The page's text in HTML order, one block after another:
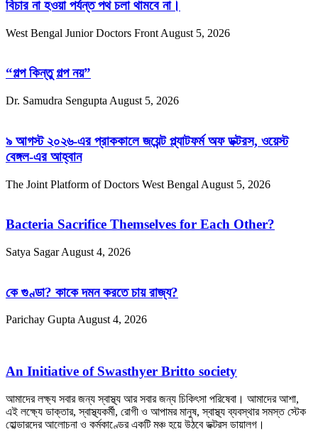
বিচার না হওয়া পর্যন্ত পথ চলা থামবে না।
West Bengal Junior Doctors Front August 5, 2026
“গল্প কিন্তু গল্প নয়”
Dr. Samudra Sengupta August 5, 2026
৯ আগস্ট ২০২৬-এর প্রাককালে জয়েন্ট প্ল্যাটফর্ম অফ ডক্টরস, ওয়েস্ট
বেঙ্গল-এর আহ্বান
The Joint Platform of Doctors West Bengal August 5, 2026
Bacteria Sacrifice Themselves for Each Other?
Satya SagarAugust 4, 2026
কে গুণ্ডা? কাকে দমন করতে চায় রাজ্য?
Parichay GuptaAugust 4, 2026
An Initiative of Swasthyer Britto society
আমাদের লক্ষ্য সবার জন্য স্বাস্থ্য আর সবার জন্য চিকিৎসা পরিষেবা। আমাদের আশা,
এই লক্ষ্যে ডাক্তার, স্বাস্থ্যকর্মী, রোগী ও আপামর মানুষ, স্বাস্থ্য ব্যবস্থার সমস্ত স্টেক
হোল্ডারদের আলোচনা ও কর্মকাণ্ডের একটি মঞ্চ হয়ে উঠবে ডক্টরস ডায়ালগ।